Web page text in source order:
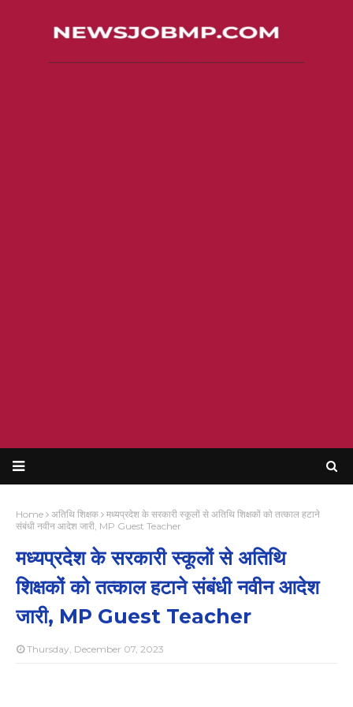
Home अतिथि शिक्षक
मध्यप्रदेश के सरकारी स्कूलों से अतिथि शिक्षकों को तत्काल हटाने
संबंधी नवीन आदेश जारी, MP Guest Teacher
मध्यप्रदेश के सरकारी स्कूलों से अतिथि
शिक्षकों को तत्काल हटाने संबंधी नवीन आदेश
जारी, MP Guest Teacher
Thursday, December 07, 2023